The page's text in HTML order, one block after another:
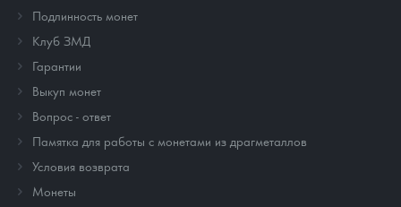
Подлинность монет
Клуб ЗМД
Гарантии
Выкуп монет
Вопрос - ответ
Памятка для работы с монетами из драгметаллов
Условия возврата
Монеты